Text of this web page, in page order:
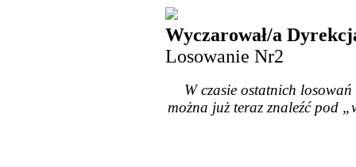
Wyczarował/a
Losowanie Nr2
W czasie ostatnich
można już teraz znaleźć pod